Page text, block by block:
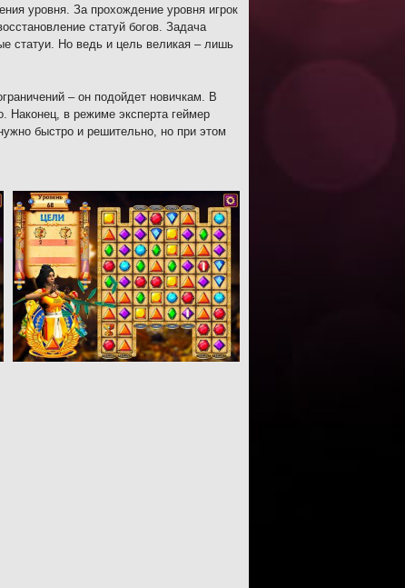
уровня. За прохождение уровня игрок
статуй богов. Задача
статуи. Но ведь и цель великая – лишь
– он подойдет новичкам. В
Наконец, в режиме эксперта геймер
быстро и решительно, но при этом